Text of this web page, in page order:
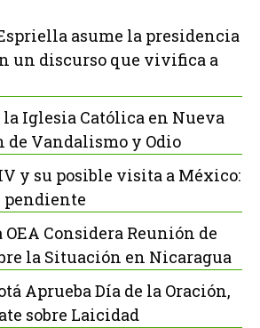
asume la presidencia
un discurso que vivifica a
Iglesia Católica en Nueva
de Vandalismo y Odio
y su posible visita a México:
OEA Considera Reunión de
la Situación en Nicaragua
Aprueba Día de la Oración,
sobre Laicidad